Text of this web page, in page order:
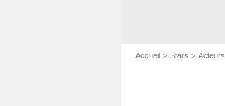
Accueil Stars Acteurs